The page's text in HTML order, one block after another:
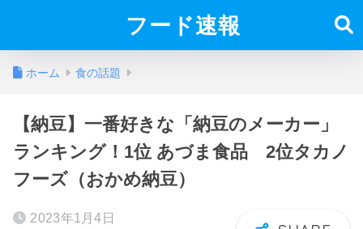
フード速報
ホーム 食の話題
【納豆】一番好きな「納豆のメーカー」
ランキング！1位 あづま食品 2位タカノ
フーズ（おかめ納豆）
2023年1月4日